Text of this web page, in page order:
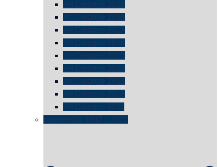
Art Cologne 2019
Art Cologne 2018
Art Cologne 2017
Art Cologne 2016
Art Cologne 2015
Art Cologne 2014
Art Cologne 2013
Art Cologne 2012
Art Cologne 2011
documenta 1987 – 2022